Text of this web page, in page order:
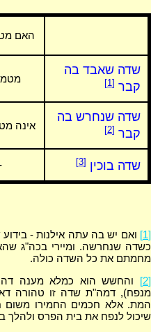
האם
שדה שאבד בה
קבר [1]
שדה שנחרש בה
קבר [2] אינה
שדה בוכין [3]
[1]
ואם יש בה עתה אילנות -
כשדה שנחרשה. ומיירי בכה"ג
מחמתם את כל השדה כולה.
[2]
והחשש הוא כמלא מענה
מנפח), דמה"ת שדה זו טהורה
המת. אלא חכמים החמירו משום
שיכול לנפח את בית הפרס ולהלך